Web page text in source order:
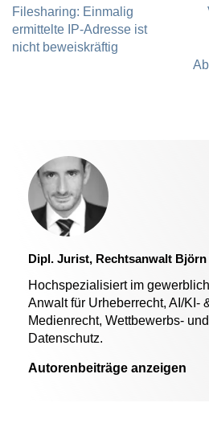
Filesharing: Einmalig
ermittelte IP-Adresse ist
nicht beweiskräftig
Dipl. Jurist, Rechtsanwalt Björn
Hochspezialisiert im
Anwalt für Urheberrecht, AI/KI-
Medienrecht, Wettbewerbs-
Datenschutz.
Autorenbeiträge anzeigen